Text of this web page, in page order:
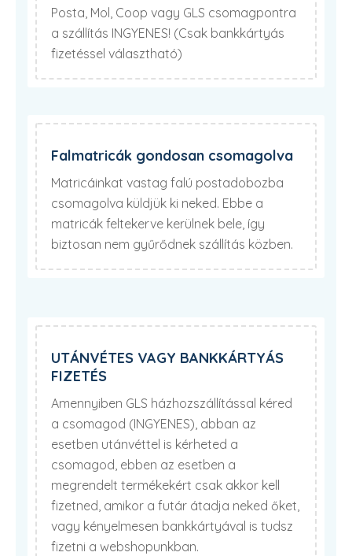
Posta, Mol, Coop vagy GLS csomagpontra
a szállítás INGYENES! (Csak bankkártyás
fizetéssel választható)
Falmatricák gondosan csomagolva
Matricáinkat vastag falú postadobozba
csomagolva küldjük ki neked. Ebbe a
matricák feltekerve kerülnek bele, így
biztosan nem gyűrődnek szállítás közben.
UTÁNVÉTES VAGY BANKKÁRTYÁS
FIZETÉS
Amennyiben GLS házhozszállítással kéred
a csomagod (INGYENES), abban az
esetben utánvéttel is kérheted a
csomagod, ebben az esetben a
megrendelt termékekért csak akkor kell
fizetned, amikor a futár átadja neked őket,
vagy kényelmesen bankkártyával is tudsz
fizetni a webshopunkban.